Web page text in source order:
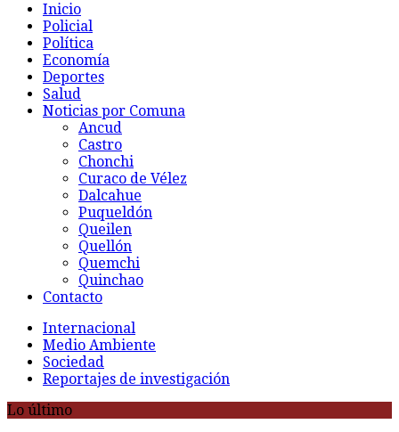
Inicio
Policial
Política
Economía
Deportes
Salud
Noticias por Comuna
Ancud
Castro
Chonchi
Curaco de Vélez
Dalcahue
Puqueldón
Queilen
Quellón
Quemchi
Quinchao
Contacto
Internacional
Medio Ambiente
Sociedad
Reportajes de investigación
Lo último